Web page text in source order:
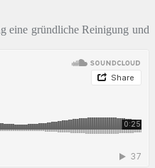
eine gründliche Reinigung und